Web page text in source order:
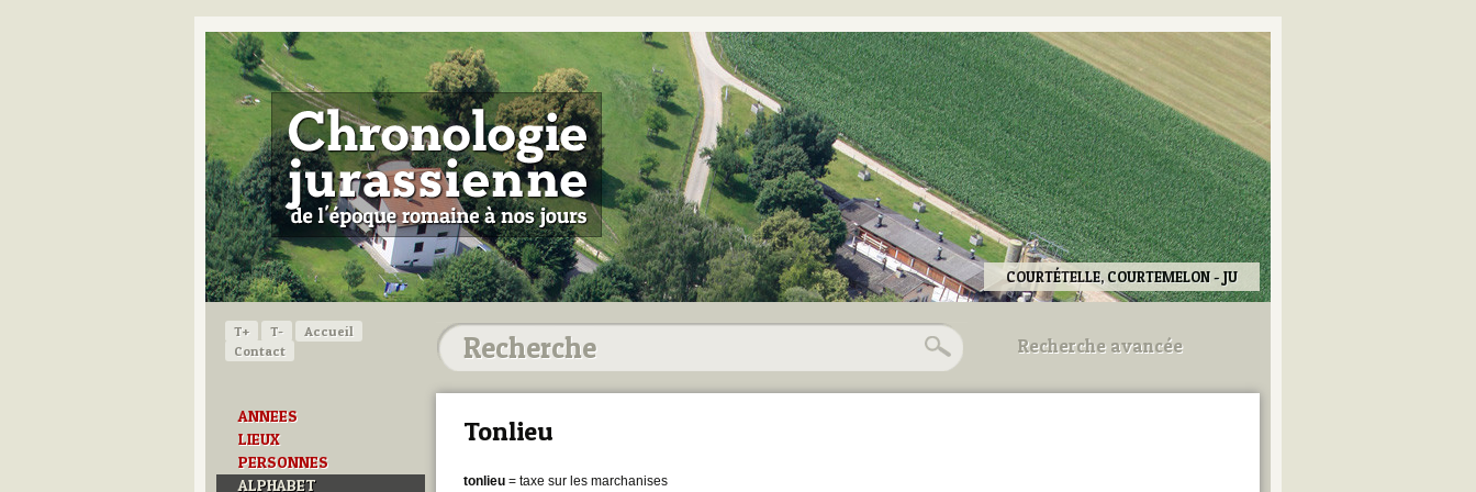
COURTÉTELLE, COURTEMELON - JU
T+ T-
Accueil
Contact
ANNEES
LIEUX
PERSONNES
ALPHABET
Recherche avancée
Utilisez les champs ci-dessous
Tonlieu
tonlieu = taxe sur les marchanises